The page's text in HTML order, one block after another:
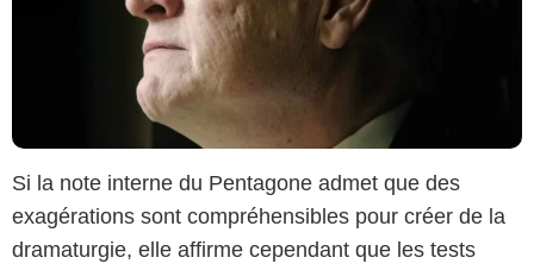
Si la note interne du Pentagone admet que des
exagérations sont compréhensibles pour créer de la
dramaturgie, elle affirme cependant que les tests